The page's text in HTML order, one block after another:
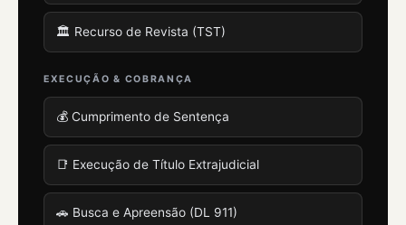
🏛️ Recurso de Revista (TST)
EXECUÇÃO & COBRANÇA
💰 Cumprimento de Sentença
📑 Execução de Título Extrajudicial
🚗 Busca e Apreensão (DL 911)